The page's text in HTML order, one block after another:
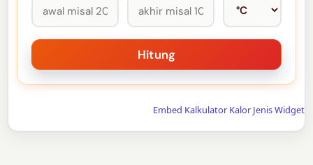
Embed Kalkulator Kalor Jenis Widget